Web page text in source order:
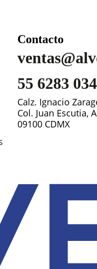
Contacto
55 6283
Calz. Ignacio
Col. Juan Escutia,
09100 CDMX